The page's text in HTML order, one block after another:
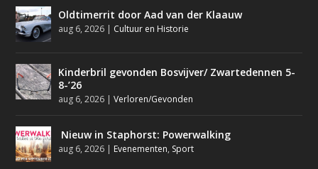
Oldtimerrit door Aad van der Klaauw
aug 6, 2026 | Cultuur en Historie
Kinderbril gevonden Bosvijver/ Zwartedennen 5-
8-’26
aug 6, 2026 |Verloren/Gevonden
Nieuw in Staphorst: Powerwalking
aug 6, 2026 | Evenementen, Sport